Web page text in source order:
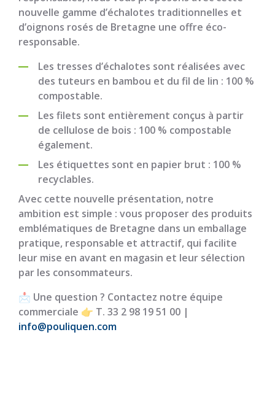
nouvelle gamme d’échalotes traditionnelles et
d’oignons rosés de Bretagne une offre éco-
responsable.
Les tresses d’échalotes sont réalisées avec
des tuteurs en bambou et du fil de lin : 100 %
compostable.
Les filets sont entièrement conçus à partir
de cellulose de bois : 100 % compostable
également.
Les étiquettes sont en papier brut : 100 %
recyclables.
Avec cette nouvelle présentation, notre
ambition est simple : vous proposer des produits
emblématiques de Bretagne dans un emballage
pratique, responsable et attractif, qui facilite
leur mise en avant en magasin et leur sélection
par les consommateurs.
📩 Une question ? Contactez notre équipe
commerciale 👉 T. 33 2 98 19 51 00 |
info@pouliquen.com